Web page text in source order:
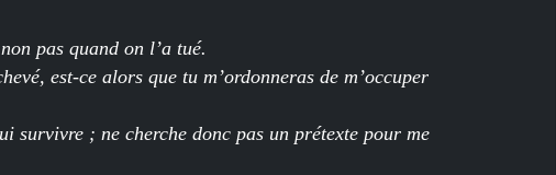
pas quand on l’a tué.
est-ce alors que tu m’ordonneras de m’occuper
survivre ; ne cherche donc pas un prétexte pour me